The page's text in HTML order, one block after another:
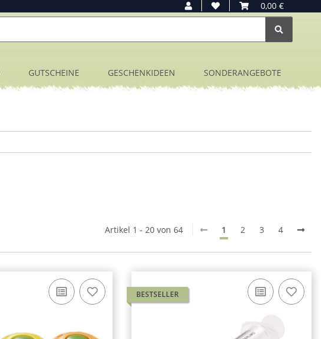
0,00 €
GUTSCHEINE GESCHENKIDEEN SONDERANGEBOTE
Artikel 1 - 20 von 64 1 2 3 4
BESTSELLER